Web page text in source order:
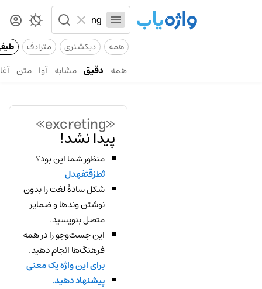
همه دیکشنری مترادف
همه دقیق مشابه آوا متن
«excreting»
پیدا نشد!
منظور شما این بود؟
ثطزقثفهدل
شکل سادهٔ لغت را بدون
نوشتن وندها و ضمایر
متصل بنویسید.
این جست‌وجو را در همه
فرهنگ‌ها انجام دهید.
برای این واژه یک معنی
پیشنهاد دهید.